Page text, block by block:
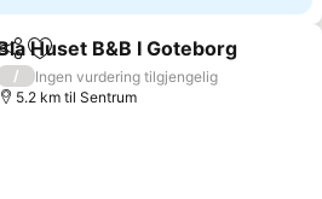
Legg til i favoritter
Huset B&B I Goteborg
/
Ingen vurdering tilgjengelig
5.2 km til Sentrum